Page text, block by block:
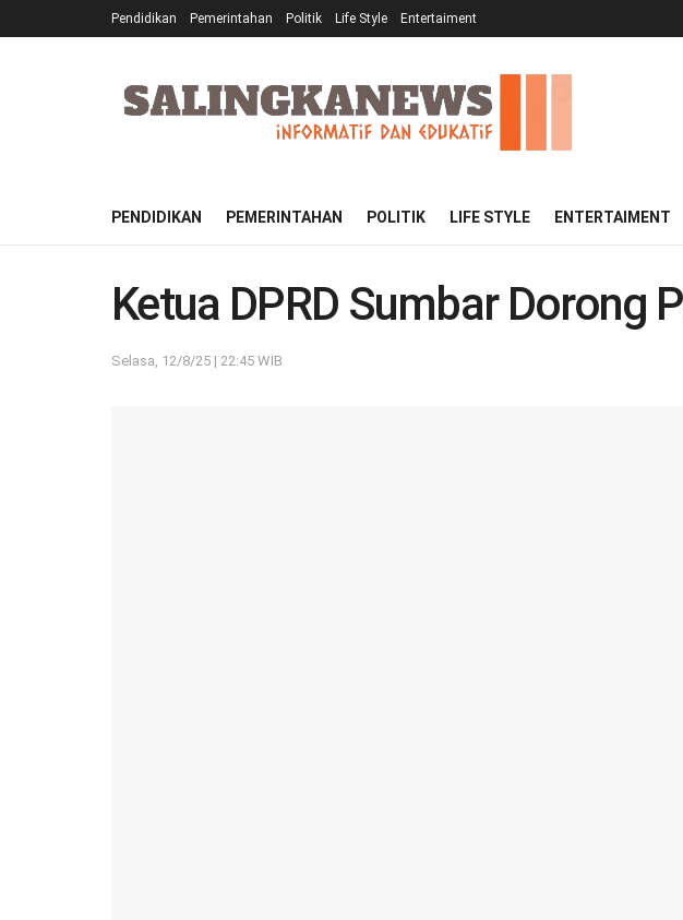
Pendidikan Pemerintahan Politik Life Style Entertaiment
PENDIDIKAN PEMERINTAHAN POLITIK LIFE STYLE ENTERTAIMENT
Ketua DPRD Sumbar Dorong
Selasa, 12/8/25 | 22:45 WIB